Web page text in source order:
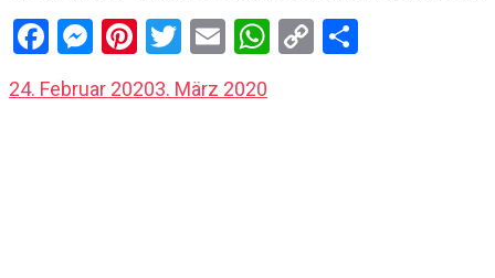
Facebook
Messenger
Pinterest
Twitter
EmailWhatsApp
Copy
24. Februar 20203. März 2020